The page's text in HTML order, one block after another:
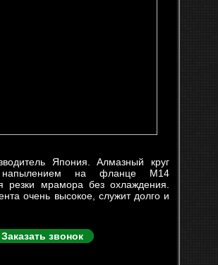
Япония. Алмазный круг
на фланце М14
резки мрамора без охлаждения.
очень высокое, служит долго и
Заказать звонок